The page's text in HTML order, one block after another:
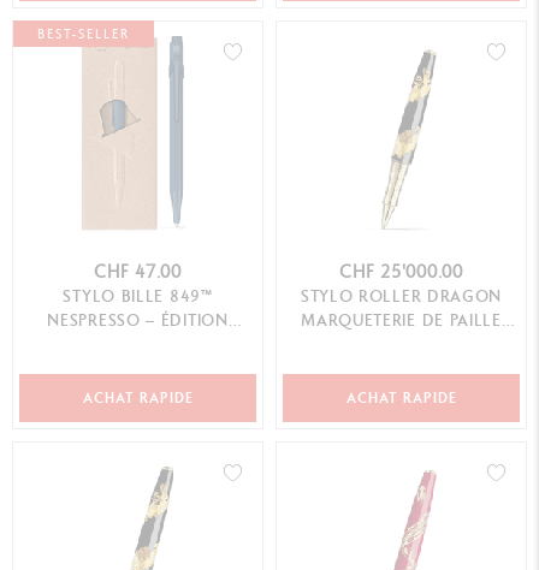
BEST-SELLER
CHF 47.00
STYLO BILLE 849™
NESPRESSO – ÉDITION
ACHAT RAPIDE
CHF 25'000.00
STYLO ROLLER DRAGON
MARQUETERIE DE PAILLE
ACHAT RAPIDE